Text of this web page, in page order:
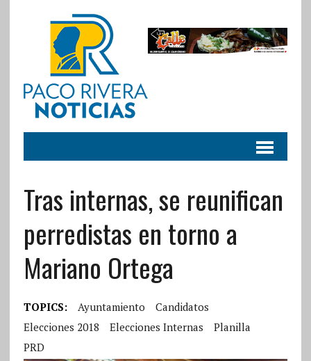
Tras internas, se reunifican
perredistas en torno a
Mariano Ortega
TOPICS: Ayuntamiento
Candidatos
Elecciones 2018
Elecciones Internas
Planilla
PRD